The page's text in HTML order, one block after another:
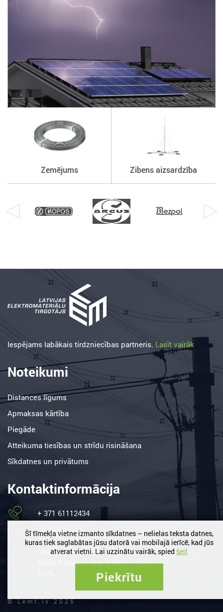
Zemējums Zibens aizsardzība
Iespējams labākais tirdzniecības partneris. Lasīt vairāk
Noteikumi
Distances līgums
Apmaksas kārtība
Piegāde
Atteikuma tiesības un strīdu risināšana
Sīkdatnes un privātums
Kontaktinformācija
+ 371 61112434
birojs@lemt.lv
Valdlauči, Ķekavas nov. /
Mazā Rāmavas iela 2, LV-
© Lemt.lv 2026
Šī tīmekļa vietne izmanto sīkdatnes – nelielas teksta datnes,
kuras tiek saglabātas jūsu datorā vai mobilajā ierīcē, kad jūs
atverat vietni. Lai uzzinātu vairāk, spied šeit
Piekrītu